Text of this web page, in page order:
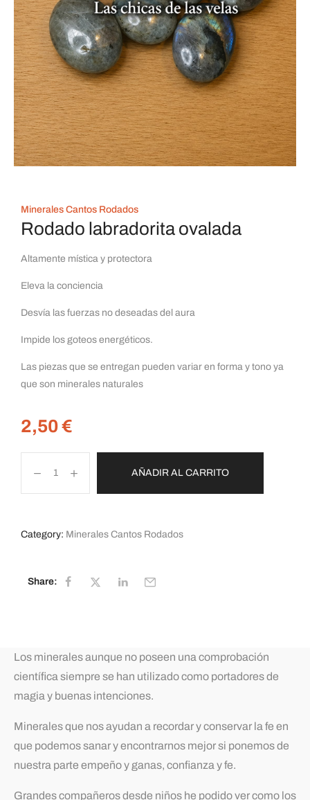
Minerales Cantos Rodados
Rodado labradorita ovalada
Altamente mística y protectora
Eleva la conciencia
Desvía las fuerzas no deseadas del aura
Impide los goteos energéticos.
Las piezas que se entregan pueden variar en forma y tono ya
que son minerales naturales
2,50€
AÑADIR AL CARRITO
Category: Minerales Cantos Rodados
Share:
Los minerales aunque no poseen una comprobación
científica siempre se han utilizado como portadores de
magia y buenas intenciones.
Minerales que nos ayudan a recordar y conservar la fe en
que podemos sanar y encontrarnos mejor si ponemos de
nuestra parte empeño y ganas, confianza y fe.
Grandes compañeros desde niños he podido ver como los